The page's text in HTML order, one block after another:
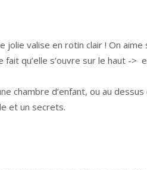
valise en rotin clair ! On aime
qu’elle s’ouvre sur le haut ->
chambre d’enfant, ou au dessus
et un secrets.